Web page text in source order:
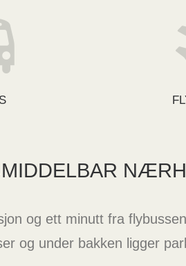
og ett minutt fra
og under bakken ligger